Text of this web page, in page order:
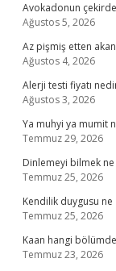
Avokadonun
Ağustos 5, 2026
Az pişmiş etten akan
Ağustos 4, 2026
Alerji testi fiyatı
Ağustos 3, 2026
Ya muhyi ya mumit
Temmuz 29, 2026
Dinlemeyi bilmek
Temmuz 25, 2026
Kendilik duygusu ne
Temmuz 25, 2026
Kaan hangi
Temmuz 23, 2026